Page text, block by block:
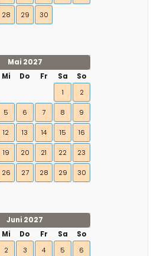
28 29 30
Mai 2027
Mi Do Fr Sa
So
1
2
5 6 7 8 9
12 13 14 15 16
19 20 21 22 23
26 27 28 29 30
Juni 2027
Mi Do Fr Sa
So
2 3 4 5 6